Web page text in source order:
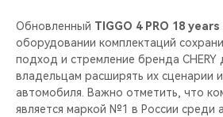
Обновленный TIGGO 4 PRO 18
оборудовании комплектаций
подход и стремление бренда CHERY
владельцам расширять их сценарии
автомобиля. Важно отметить, что
является маркой №1 в России среди